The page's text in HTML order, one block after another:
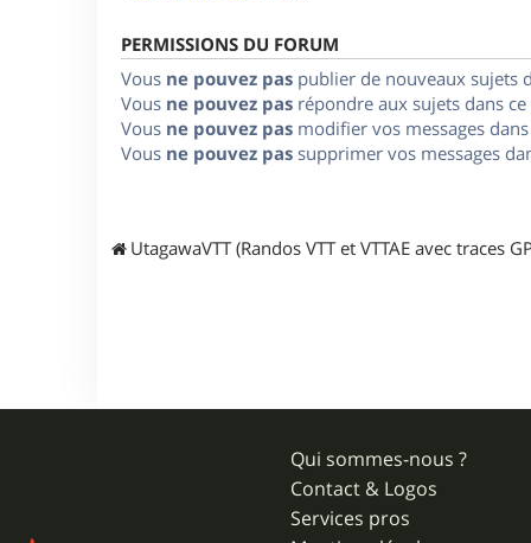
PERMISSIONS DU FORUM
Vous ne pouvez pas publier de nouveaux sujets
Vous ne pouvez pas répondre aux sujets dans
Vous ne pouvez pas modifier vos messages
Vous ne pouvez pas supprimer vos messages
UtagawaVTT (Randos VTT et VTTAE avec traces
Qui sommes-nous ?
Contact & Logos
Services pros